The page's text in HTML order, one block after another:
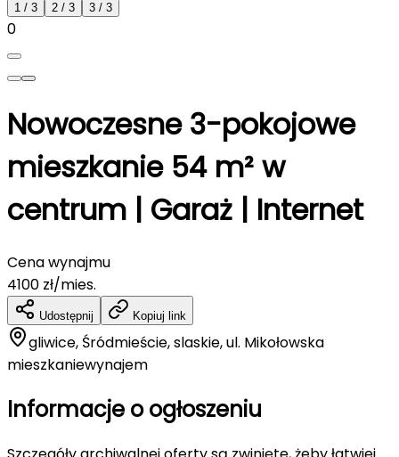
1 / 3 2 / 3 3 / 3
0
Nowoczesne 3-pokojowe
mieszkanie 54 m² w
centrum | Garaż | Internet
Cena wynajmu
4100 zł/mies.
Udostępnij Kopiuj link
gliwice, Śródmieście, slaskie, ul. Mikołowska
mieszkaniewynajem
Informacje o ogłoszeniu